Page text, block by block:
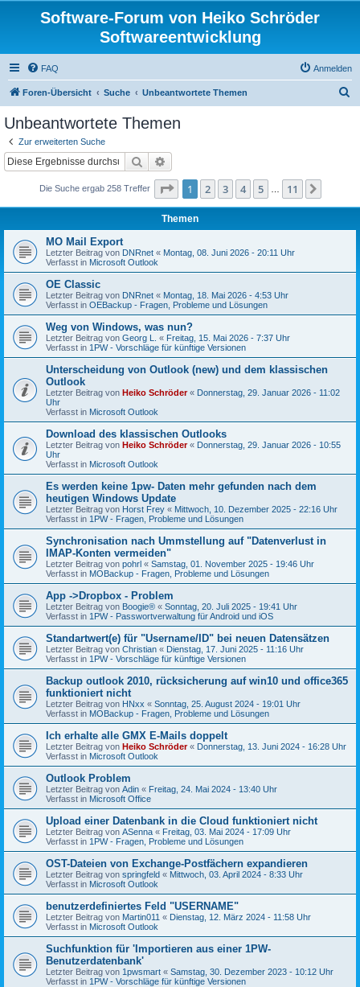
Software-Forum von Heiko Schröder
Softwareentwicklung
FAQ Anmelden
Foren-Übersicht Suche Unbeantwortete Themen
Unbeantwortete Themen
Zur erweiterten Suche
Suche
Die Suche ergab 258 Treffer Seite 1von 11
1 2 3 4 5 11
Themen
MO Mail Export
Letzter Beitrag von DNRnet « Montag, 08. Juni 2026 - 20:11 Uhr
Verfasst in Microsoft Outlook
OE Classic
Letzter Beitrag von DNRnet « Montag, 18. Mai 2026 - 4:53 Uhr
Verfasst in OEBackup - Fragen, Probleme und Lösungen
Weg von Windows, was nun?
Letzter Beitrag von Georg L. « Freitag, 15. Mai 2026 - 7:37 Uhr
Verfasst in 1PW - Vorschläge für künftige Versionen
Unterscheidung von Outlook (new) und dem klassischen
Outlook
Letzter Beitrag von Heiko Schröder« Donnerstag, 29. Januar 2026 - 11:02
Uhr
Verfasst in Microsoft Outlook
Download des klassischen Outlooks
Letzter Beitrag von Heiko Schröder« Donnerstag, 29. Januar 2026 - 10:55
Uhr
Verfasst in Microsoft Outlook
Es werden keine 1pw- Daten mehr gefunden nach dem
heutigen Windows Update
Letzter Beitrag von Horst Frey « Mittwoch, 10. Dezember 2025 - 22:16 Uhr
Verfasst in 1PW - Fragen, Probleme und Lösungen
Synchronisation nach Ummstellung auf "Datenverlust in
IMAP-Konten vermeiden"
Letzter Beitrag von pohrl « Samstag, 01. November 2025 - 19:46 Uhr
Verfasst in MOBackup - Fragen, Probleme und Lösungen
App ->Dropbox - Problem
Letzter Beitrag von Boogie® « Sonntag, 20. Juli 2025 - 19:41 Uhr
Verfasst in 1PW - Passwortverwaltung für Android und iOS
Standartwert(e) für "Username/ID" bei neuen Datensätzen
Letzter Beitrag von Christian « Dienstag, 17. Juni 2025 - 11:16 Uhr
Verfasst in 1PW - Vorschläge für künftige Versionen
Backup outlook 2010, rücksicherung auf win10 und office365
funktioniert nicht
Letzter Beitrag von HNxx « Sonntag, 25. August 2024 - 19:01 Uhr
Verfasst in MOBackup - Fragen, Probleme und Lösungen
Ich erhalte alle GMX E-Mails doppelt
Letzter Beitrag von Heiko Schröder« Donnerstag, 13. Juni 2024 - 16:28 Uhr
Verfasst in Microsoft Outlook
Outlook Problem
Letzter Beitrag von Adin « Freitag, 24. Mai 2024 - 13:40 Uhr
Verfasst in Microsoft Office
Upload einer Datenbank in die Cloud funktioniert nicht
Letzter Beitrag von ASenna « Freitag, 03. Mai 2024 - 17:09 Uhr
Verfasst in 1PW - Fragen, Probleme und Lösungen
OST-Dateien von Exchange-Postfächern expandieren
Letzter Beitrag von springfeld « Mittwoch, 03. April 2024 - 8:33 Uhr
Verfasst in Microsoft Outlook
benutzerdefiniertes Feld "USERNAME"
Letzter Beitrag von Martin011 « Dienstag, 12. März 2024 - 11:58 Uhr
Verfasst in Microsoft Outlook
Suchfunktion für 'Importieren aus einer 1PW-
Benutzerdatenbank'
Letzter Beitrag von 1pwsmart « Samstag, 30. Dezember 2023 - 10:12 Uhr
Verfasst in 1PW - Vorschläge für künftige Versionen